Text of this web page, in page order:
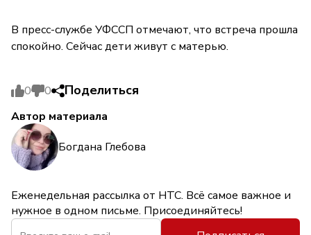
В пресс-службе УФССП отмечают, что встреча прошла
спокойно. Сейчас дети живут с матерью.
0 0 Поделиться
Автор материала
Богдана Глебова
Еженедельная рассылка от НТС. Всё самое важное и
нужное в одном письме. Присоединяйтесь!